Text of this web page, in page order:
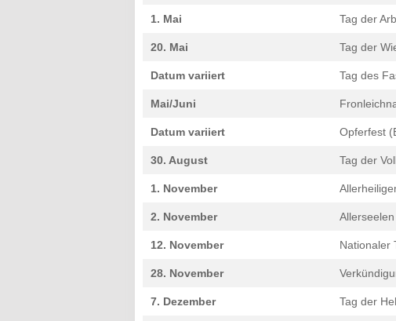
1. Mai Tag der
20. Mai Tag der
Datum variiert Tag des
Mai/Juni
Datum variiert Opferfest
30. August Tag der
1. November
2. November Allerseelen
12. November Nationaler
28. November
7. Dezember Tag der